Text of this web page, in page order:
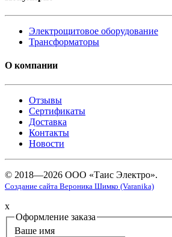
Электрощитовое оборудование
Трансформаторы
О компании
Отзывы
Сертификаты
Доставка
Контакты
Новости
© 2018—2026 ООО «Таис Электро».
Создание сайта Вероника Шимко (Varanika)
x
Оформление заказа
Ваше имя